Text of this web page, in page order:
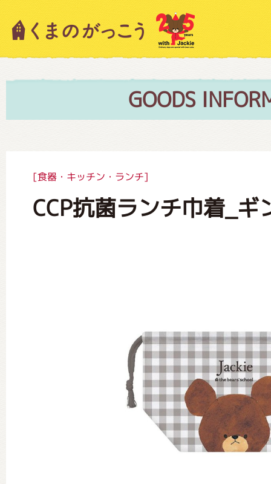
GOODS
[食器・キッチン・ランチ]
CCP抗菌ランチ巾着_ギ
キャラクター紹介
絵本・作家紹介
ミュージカル・コンサート
おたのしみコンテンツ(クイズ・